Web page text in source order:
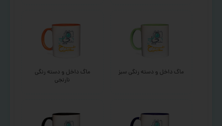
ماگ داخل و دسته رنگی سبز
ماگ داخل و دسته رنگی
نارنجی